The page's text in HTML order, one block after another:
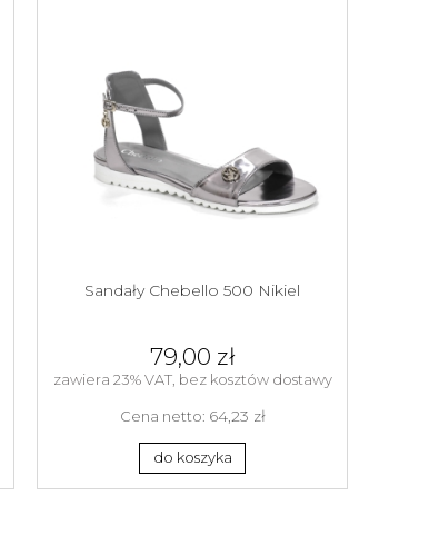
Sandały Chebello 500 Nikiel
79,00 zł
zawiera 23% VAT, bez kosztów dostawy
Cena netto: 64,23 zł
do koszyka